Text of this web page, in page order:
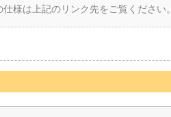
様は上記のリンク先をご覧ください。